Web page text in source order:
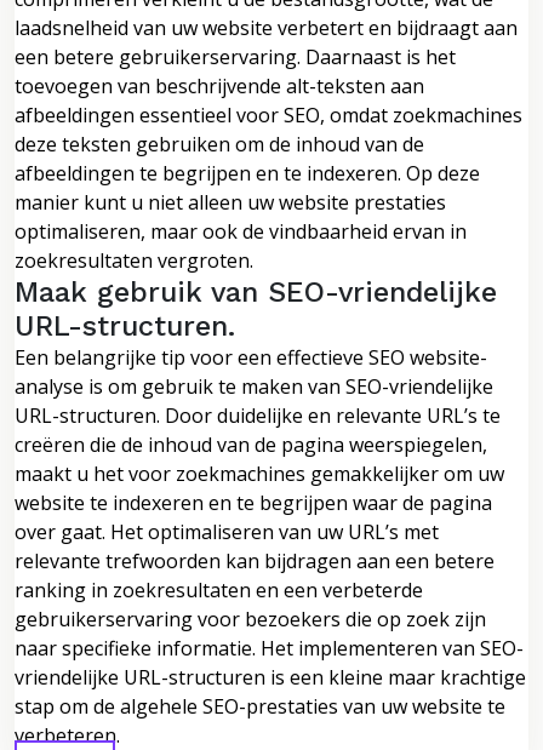
laadsnelheid van uw website verbetert en bijdraagt aan
een betere gebruikerservaring. Daarnaast is het
toevoegen van beschrijvende alt-teksten aan
afbeeldingen essentieel voor SEO, omdat zoekmachines
deze teksten gebruiken om de inhoud van de
afbeeldingen te begrijpen en te indexeren. Op deze
manier kunt u niet alleen uw website prestaties
optimaliseren, maar ook de vindbaarheid ervan in
zoekresultaten vergroten.
Maak gebruik van SEO-vriendelijke
URL-structuren.
Een belangrijke tip voor een effectieve SEO website-
analyse is om gebruik te maken van SEO-vriendelijke
URL-structuren. Door duidelijke en relevante URL’s te
creëren die de inhoud van de pagina weerspiegelen,
maakt u het voor zoekmachines gemakkelijker om uw
website te indexeren en te begrijpen waar de pagina
over gaat. Het optimaliseren van uw URL’s met
relevante trefwoorden kan bijdragen aan een betere
ranking in zoekresultaten en een verbeterde
gebruikerservaring voor bezoekers die op zoek zijn
naar specifieke informatie. Het implementeren van SEO-
vriendelijke URL-structuren is een kleine maar krachtige
stap om de algehele SEO-prestaties van uw website te
verbeteren.